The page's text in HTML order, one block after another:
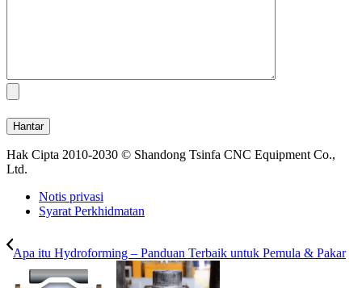
Hak Cipta 2010-2030 © Shandong Tsinfa CNC Equipment Co.,
Ltd.
Notis privasi
Syarat Perkhidmatan
Apa itu Hydroforming – Panduan Terbaik untuk Pemula & Pakar